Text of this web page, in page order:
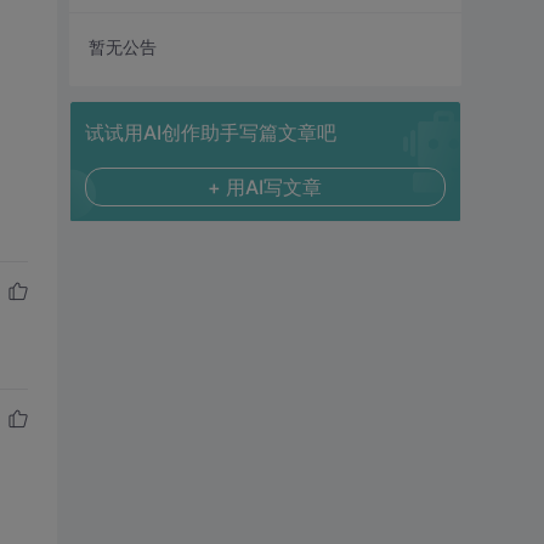
暂无公告
试试用AI创作助手写篇文章吧
+ 用AI写文章